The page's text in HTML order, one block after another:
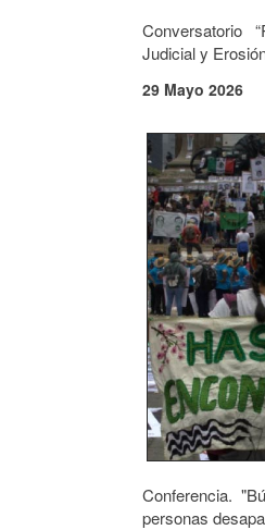
Conversatorio
Judicial y
29 Mayo 2026
Conferencia.
personas